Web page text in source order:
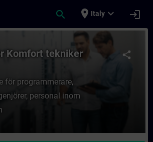
search place Italy expand_more login
för Komfort tekniker -
share
Komfort tekniker
för programmerare,
personal inom